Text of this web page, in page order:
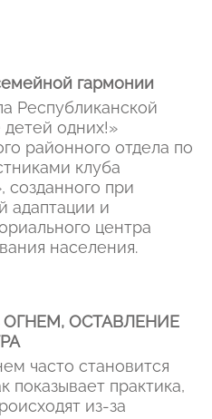
гармонии
Республиканской
детей одних!»
районного отдела по
клуба
созданного при
адаптации и
центра
населения.
ОСТАВЛЕНИЕ
часто становится
показывает практика,
из-за